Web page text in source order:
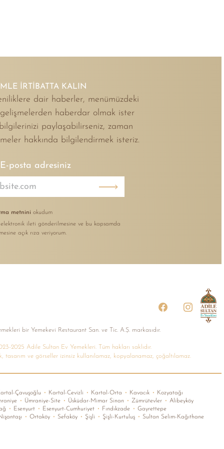
İRTİBATTA KALIN
dair haberler, menümüzdeki
haberdar olmak ister
paylaşabilirseniz, zaman
hakkında bilgilendirmek isteriz.
E-posta adresiniz
metnini okudum
elektronik ileti gönderilmesine ve bu kapsamda
açık rıza veriyorum.
bir Yemekevi Restaurant San. ve Tic. A.Ș. markasıdır.
2025 Adile Sultan Ev Yemekleri. Tüm hakları saklıdır.
tasarım ve görseller izinsiz kullanılamaz, kopyalanamaz, çoğaltılamaz.
Çavuşoğlu • Kartal-Cevizli • Kartal-Orta • Kavacık •
Kozyatağı
• Ümraniye-Site • Üsküdar-Mimar Sinan • Zümrütevler • Alibeyköy
• Esenyurt • Esenyurt-Cumhuriyet • Fındıkzade • Gayrettepe
• Ortaköy • Sefaköy • Şişli • Şişli-Kurtuluş • Sultan Selim-Kağıthane